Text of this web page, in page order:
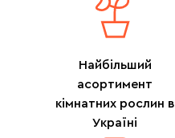
Найбільший
асортимент
кімнатних рослин в
Україні